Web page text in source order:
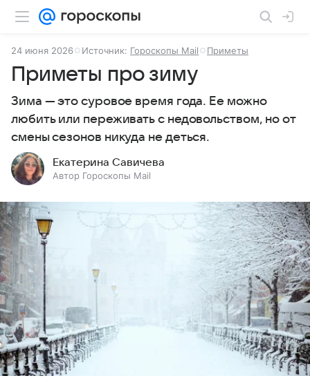
24 июня 2026 Источник: Гороскопы Mail Приметы
Приметы про зиму
Зима — это суровое время года. Ее можно
любить или переживать с недовольством, но от
смены сезонов никуда не деться.
Екатерина Савичева
Автор Гороскопы Mail